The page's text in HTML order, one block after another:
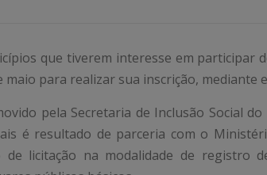
que tiverem interesse em participar
maio para realizar sua inscrição, mediante
pela Secretaria de Inclusão Social
é resultado de parceria com o
de licitação na modalidade de registro